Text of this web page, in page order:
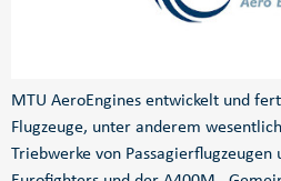
MTU AeroEngines entwickelt und
Flugzeuge, unter anderem
Triebwerke von Passagierflugzeugen